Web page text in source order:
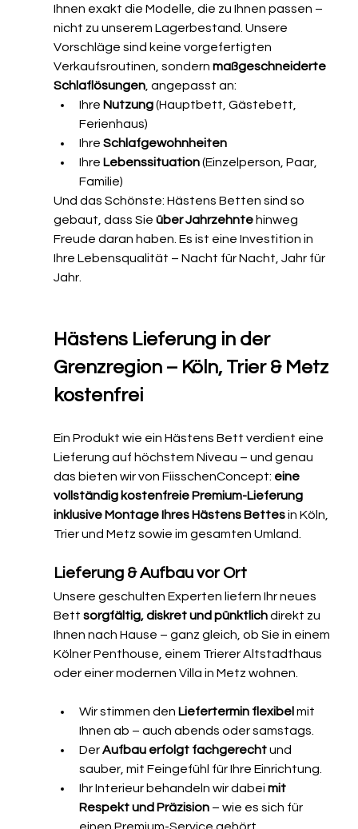
Ihnen exakt die Modelle, die zu Ihnen passen –
nicht zu unserem Lagerbestand. Unsere
Vorschläge sind keine vorgefertigten
Verkaufsroutinen, sondern maßgeschneiderte
Schlaflösungen, angepasst an:
Ihre Nutzung (Hauptbett, Gästebett,
Ferienhaus)
Ihre Schlafgewohnheiten
Ihre Lebenssituation (Einzelperson, Paar,
Familie)
Und das Schönste: Hästens Betten sind so
gebaut, dass Sie über Jahrzehnte hinweg
Freude daran haben. Es ist eine Investition in
Ihre Lebensqualität – Nacht für Nacht, Jahr für
Jahr.
Hästens Lieferung in der
Grenzregion – Köln, Trier & Metz
kostenfrei
Ein Produkt wie ein Hästens Bett verdient eine
Lieferung auf höchstem Niveau – und genau
das bieten wir von FiisschenConcept: eine
vollständig kostenfreie Premium-Lieferung
inklusive Montage Ihres Hästens Bettes in Köln,
Trier und Metz sowie im gesamten Umland.
Lieferung & Aufbau vor Ort
Unsere geschulten Experten liefern Ihr neues
Bett sorgfältig, diskret und pünktlich direkt zu
Ihnen nach Hause – ganz gleich, ob Sie in einem
Kölner Penthouse, einem Trierer Altstadthaus
oder einer modernen Villa in Metz wohnen.
Wir stimmen den Liefertermin flexibel mit
Ihnen ab – auch abends oder samstags.
Der Aufbau erfolgt fachgerecht und
sauber, mit Feingefühl für Ihre Einrichtung.
Ihr Interieur behandeln wir dabei mit
Respekt und Präzision – wie es sich für